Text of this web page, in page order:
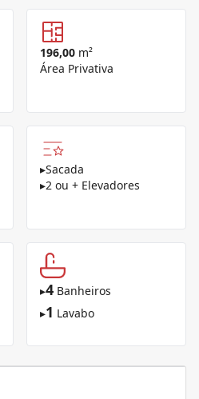
196,00 m²
Área Privativa
▸Sacada
▸2 ou + Elevadores
▸4 Banheiros
▸1 Lavabo